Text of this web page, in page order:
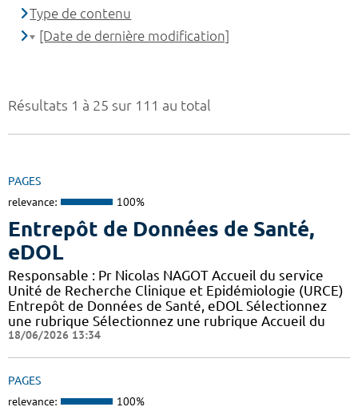
Résultats 1 à 25 sur 111 au total
PAGES
relevance: 100%
Entrepôt de Données de Santé,
eDOL
Responsable : Pr Nicolas NAGOT Accueil du service
Unité de Recherche Clinique et Epidémiologie (URCE)
Entrepôt de Données de Santé, eDOL Sélectionnez
une rubrique Sélectionnez une rubrique Accueil du
18/06/2026 13:34
PAGES
relevance: 100%
Type de contenu
[Date de dernière modification]